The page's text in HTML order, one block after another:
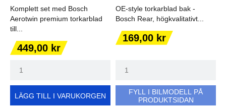
Komplett set med Bosch
Aerotwin premium torkarblad
till...
Pris
449,00 kr
LÄGG TILL I VARUKORGEN
OE-style torkarblad bak -
Bosch Rear, högkvalitativt...
Pris
169,00 kr
FYLL I BILMODELL PÅ
PRODUKTSIDAN